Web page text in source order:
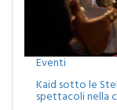
Eventi
Kaid sotto le
spettacoli nella